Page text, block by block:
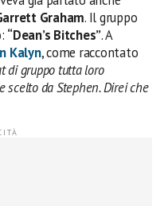
Graham. Il gruppo
“Dean’s Bitches”. A
Kalyn, come raccontato
di gruppo tutta loro
scelto da Stephen. Direi che